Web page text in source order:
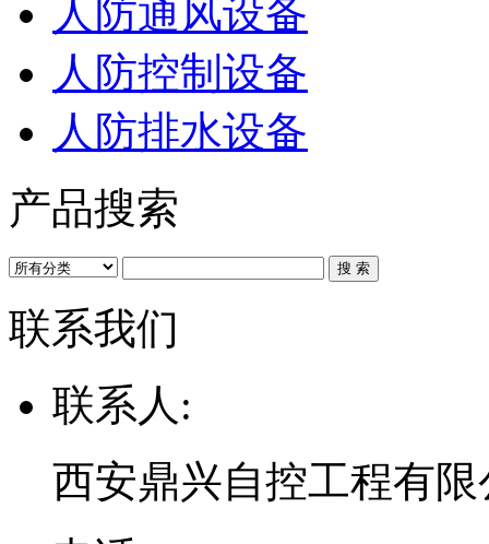
人防通风设备
人防控制设备
人防排水设备
产品搜索
联系我们
联系人:
西安鼎兴自控工程有限